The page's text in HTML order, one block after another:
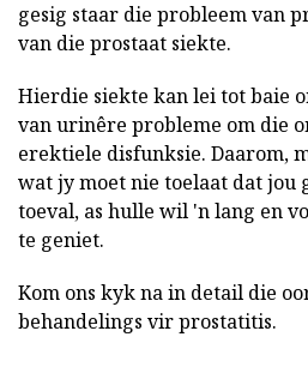
gesig staar die probleem van
van die prostaat siekte.
Hierdie siekte kan lei tot baie
van urinêre probleme om die
erektiele disfunksie. Daarom,
wat jy moet nie toelaat dat jou
toeval, as hulle wil 'n lang en
te geniet.
Kom ons kyk na in detail die
behandelings vir prostatitis.